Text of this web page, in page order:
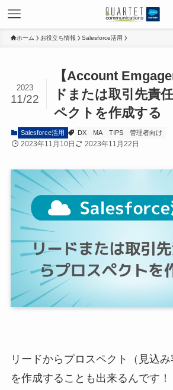
ホーム お役立ち情報 Salesforce活用
【Account
ドまたは取引先責
ペクトを作成する
2023
11/22
Salesforce活用 DX MA TIPS 管理者向け
2023年11月10日 2023年11月22日
リードからプロスペクト（見込
を作成することも出来るんです！